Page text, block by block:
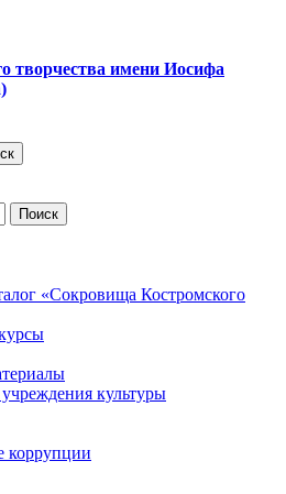
творчества имени Иосифа
«Сокровища Костромского
культуры
коррупции